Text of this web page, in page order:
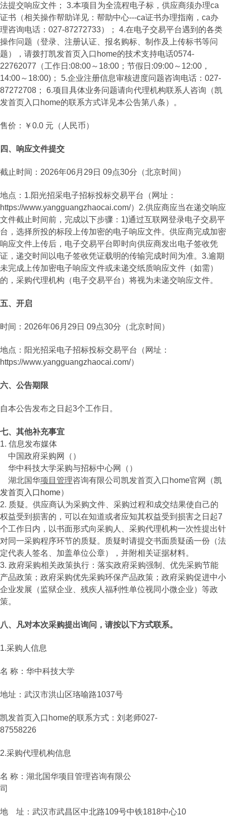
法提交响应文件； 3.本项目为全流程电子标，供应商须办理ca
证书（相关操作帮助详见：帮助中心---ca证书办理指南，ca办
理咨询电话：027-87272733）； 4.在电子交易平台遇到的各类
操作问题（登录、注册认证、报名购标、制作及上传标书等问
题），请拨打凯发首页入口home的技术支持电话0574-
22762077（工作日:08:00～18:00；节假日:09:00～12:00，
14:00～18:00)； 5.企业注册信息审核进度问题咨询电话：027-
87272708； 6.项目具体业务问题请向代理机构联系人咨询（凯
发首页入口home的联系方式详见本公告第八条）。
售价：￥0.0 元（人民币）
四、响应文件提交
截止时间：2026年06月29日 09点30分（北京时间）
地点：1.阳光招采电子招标投标交易平台（网址：
https://www.yangguangzhaocai.com/）2.供应商应当在递交响应
文件截止时间前，完成以下步骤：1)通过互联网登录电子交易平
台，选择所投的标段上传加密的电子响应文件。供应商完成加密
响应文件上传后，电子交易平台即时向供应商发出电子签收凭
证，递交时间以电子签收凭证载明的传输完成时间为准。3.逾期
未完成上传加密电子响应文件或未递交纸质响应文件（如需）
的，采购代理机构（电子交易平台）将视为未递交响应文件。
五、开启
时间：2026年06月29日 09点30分（北京时间）
地点：阳光招采电子招标投标交易平台（网址：
https://www.yangguangzhaocai.com/）
六、公告期限
自本公告发布之日起3个工作日。
七、其他补充事宜
1. 信息发布媒体
中国政府采购网（）
华中科技大学采购与招标中心网（ ）
湖北国华项目管理咨询有限公司凯发首页入口home官网（凯
发首页入口home）
2. 质疑。供应商认为采购文件、采购过程和成交结果使自己的
权益受到损害的，可以在知道或者应知其权益受到损害之日起7
个工作日内，以书面形式向采购人、采购代理机构一次性提出针
对同一采购程序环节的质疑。质疑时请提交书面质疑函一份（法
定代表人签名、加盖单位公章），并附相关证据材料。
3. 政府采购相关政策执行：落实政府采购强制、优先采购节能
产品政策；政府采购优先采购环保产品政策；政府采购促进中小
企业发展（监狱企业、残疾人福利性单位视同小微企业）等政
策。
八、凡对本次采购提出询问，请按以下方式联系。
1.采购人信息
名 称：华中科技大学
地址：武汉市洪山区珞喻路1037号
凯发首页入口home的联系方式：刘老师027-
87558226
2.采购代理机构信息
名 称：湖北国华项目管理咨询有限公
司
地 址：武汉市武昌区中北路109号中铁1818中心10